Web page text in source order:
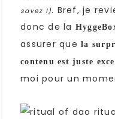
savez !). Bref, je
donc de la
assurer que la
contenu est juste
moi pour un